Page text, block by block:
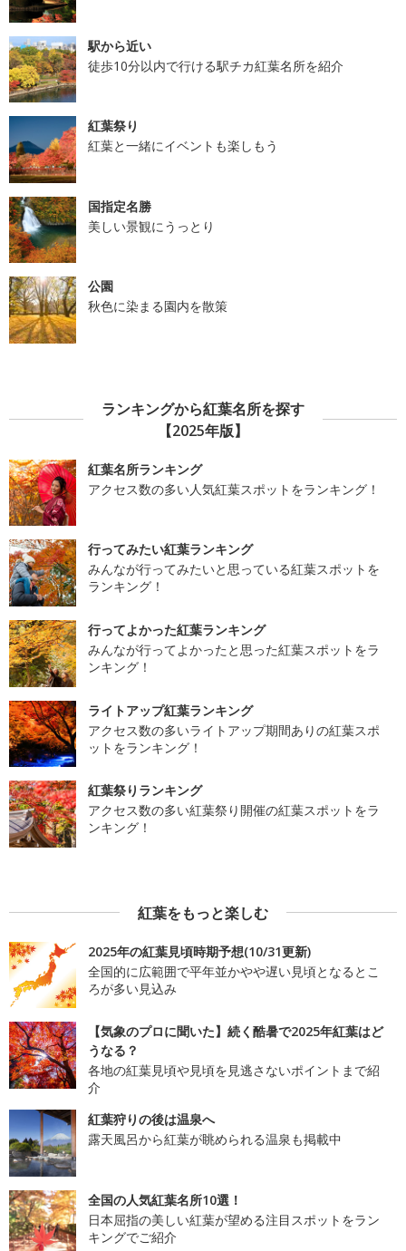
駅から近い
徒歩10分以内で行ける駅チカ紅葉名所を紹介
紅葉祭り
紅葉と一緒にイベントも楽しもう
国指定名勝
美しい景観にうっとり
公園
秋色に染まる園内を散策
ランキングから紅葉名所を探す
【2025年版】
紅葉名所ランキング
アクセス数の多い人気紅葉スポットをランキング！
行ってみたい紅葉ランキング
みんなが行ってみたいと思っている紅葉スポットを
ランキング！
行ってよかった紅葉ランキング
みんなが行ってよかったと思った紅葉スポットをラ
ンキング！
ライトアップ紅葉ランキング
アクセス数の多いライトアップ期間ありの紅葉スポ
ットをランキング！
紅葉祭りランキング
アクセス数の多い紅葉祭り開催の紅葉スポットをラ
ンキング！
紅葉をもっと楽しむ
2025年の紅葉見頃時期予想(10/31更新)
全国的に広範囲で平年並かやや遅い見頃となるとこ
ろが多い見込み
【気象のプロに聞いた】続く酷暑で2025年紅葉はど
うなる？
各地の紅葉見頃や見頃を見逃さないポイントまで紹
介
紅葉狩りの後は温泉へ
露天風呂から紅葉が眺められる温泉も掲載中
全国の人気紅葉名所10選！
日本屈指の美しい紅葉が望める注目スポットをラン
キングでご紹介